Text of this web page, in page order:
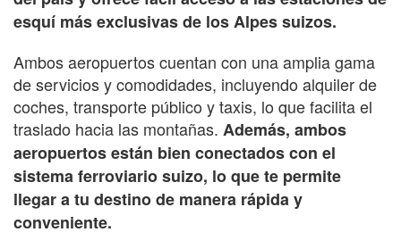
esquí más exclusivas de los Alpes suizos.
Ambos aeropuertos cuentan con una amplia gama
de servicios y comodidades, incluyendo alquiler de
coches, transporte público y taxis, lo que facilita el
traslado hacia las montañas. Además, ambos
aeropuertos están bien conectados con el
sistema ferroviario suizo, lo que te permite
llegar a tu destino de manera rápida y
conveniente.